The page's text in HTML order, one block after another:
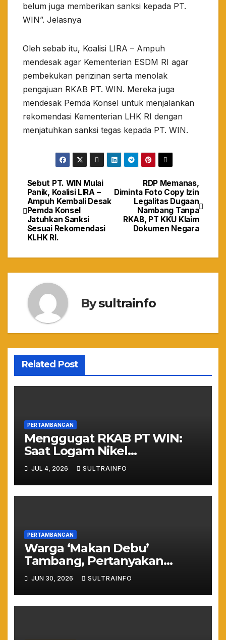
belum juga memberikan sanksi kepada PT.
WIN”. Jelasnya
Oleh sebab itu, Koalisi LIRA – Ampuh
mendesak agar Kementerian ESDM RI agar
pembekukan perizinan serta menolak
pengajuan RKAB PT. WIN. Mereka juga
mendesak Pemda Konsel untuk menjalankan
rekomendasi Kementerian LHK RI dengan
menjatuhkan sanksi tegas kepada PT. WIN.
Navigasi
pos
RDP Memanas,
Diminta Foto Copy Izin
Legalitas Dugaan
Nambang Tanpa
RKAB, PT KKU Klaim
Dokumen Negara
Sebut PT. WIN Mulai
Panik, Koalisi LIRA –
Ampuh Kembali Desak
Pemda Konsel
Jatuhkan Sanksi
Sesuai Rekomendasi
KLHK RI.
Bysultrainfo
Related Post
PERTAMBANGAN
Menggugat RKAB PT WIN:
Saat Logam Nikel
Mengancam Nyawa dan
Ruang Hidup Warga
Torobulu
JUL 4, 2026 SULTRAINFO
PERTAMBANGAN
Warga ‘Makan Debu’
Tambang, Pertanyakan
Legalitas Jetty PT GMS di
Tengah Permukiman
JUN 30, 2026 SULTRAINFO